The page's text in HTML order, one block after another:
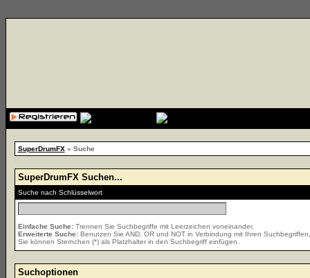
SuperDrumFX» Suche
SuperDrumFX Suchen...
Suche nach Schlüsselwort
Einfache Suche:Trennen Sie Suchbegriffe mit Leerzeichen voneinander.
Erweiterte Suche:Benutzen Sie AND, OR und NOT in Verbindung mit Ihren
Sie können Sternchen (*) als Platzhalter in den Suchbegriff einfügen.
Suchoptionen